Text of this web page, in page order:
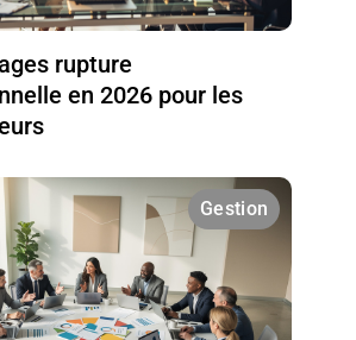
rupture
en 2026 pour les
Gestion